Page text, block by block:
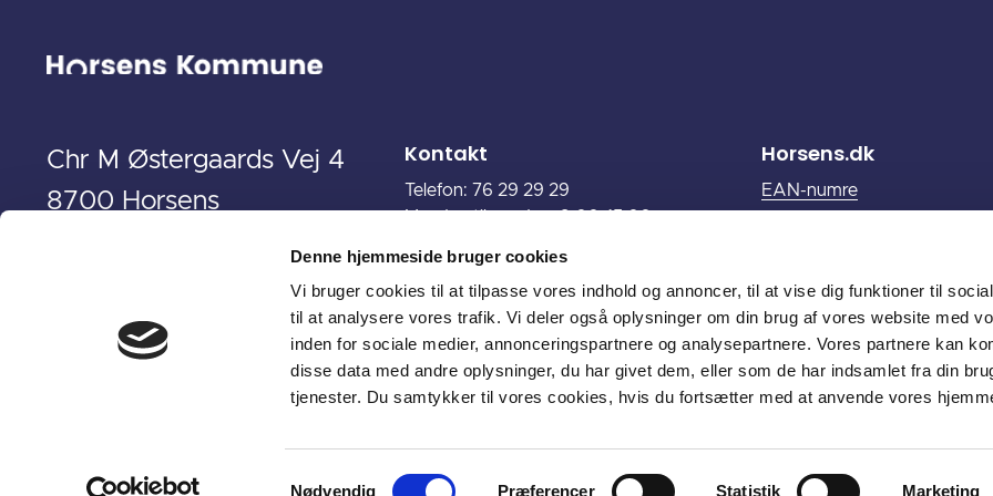
Denne hjemmeside bruger cookies
Vi bruger cookies til at tilpasse vores indhold og annoncer, til at vise dig funktioner til
til at analysere vores trafik. Vi deler også oplysninger om din brug af vores website med
inden for sociale medier, annonceringspartnere og analysepartnere. Vores partnere kan
disse data med andre oplysninger, du har givet dem, eller som de har indsamlet fra din
tjenester. Du samtykker til vores cookies, hvis du fortsætter med at anvende vores
Samtykkevalg
Nødvendig Præferencer Statistik Marketing
Chr M Østergaards Vej 4
8700 Horsens
Kontakt
Telefon: 76 29 29 29
Fredag: 9.00-13.00
Send en sikker mail til os (login med
MitID)
CVR. 29 18 98 89
Horsens.dk
EAN-numre